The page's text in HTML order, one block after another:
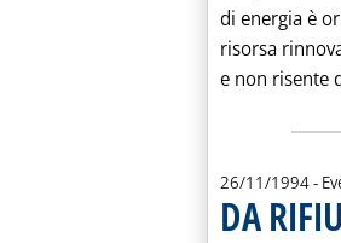
di energia è
risorsa
e non risente
26/11/1994-
DA